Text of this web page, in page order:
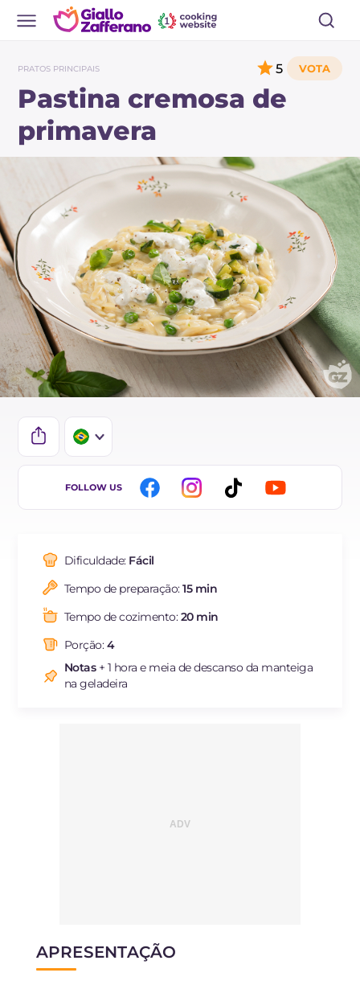
PRATOS PRINCIPAIS
Pastina cremosa de
primavera
5
IT
ES
FR
NL
FOLLOW US
Dificuldade: Fácil
Tempo de preparação:15 min
Tempo de cozimento:20 min
Porção:4
Notas+ 1 hora e meia de descanso da manteiga
na geladeira
APRESENTAÇÃO